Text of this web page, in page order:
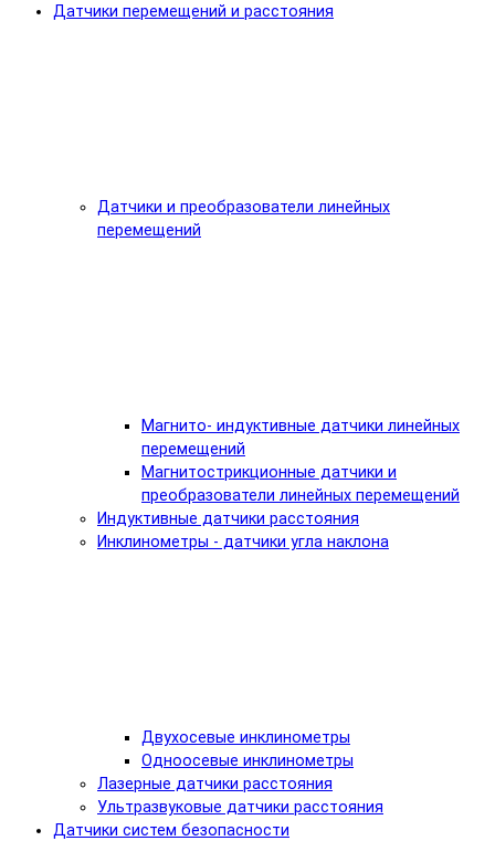
Датчики перемещений и расстояния
Датчики и преобразователи линейных
перемещений
Магнито- индуктивные датчики линейных
перемещений
Магнитострикционные датчики и
преобразователи линейных перемещений
Индуктивные датчики расстояния
Инклинометры - датчики угла наклона
Двухосевые инклинометры
Одноосевые инклинометры
Лазерные датчики расстояния
Ультразвуковые датчики расстояния
Датчики систем безопасности